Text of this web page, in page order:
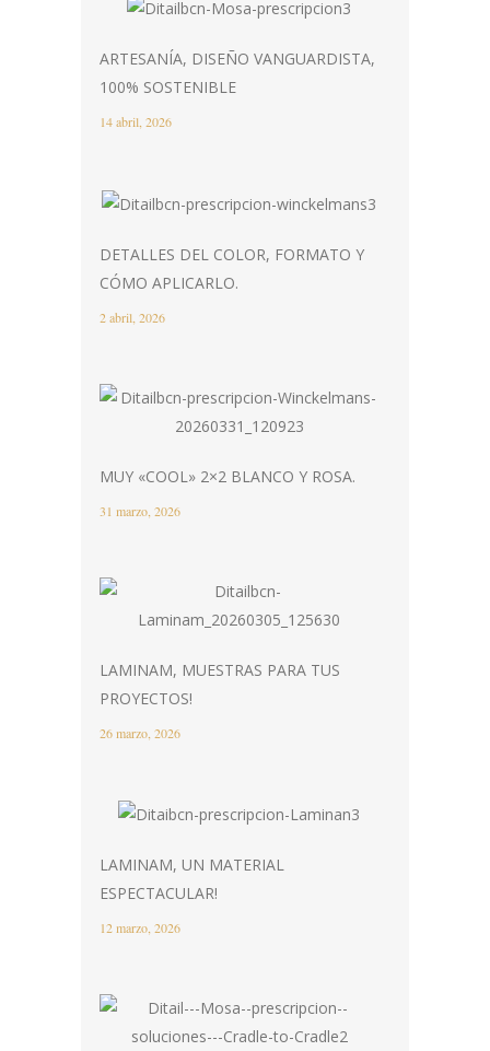
ARTESANÍA, DISEÑO VANGUARDISTA,
100% SOSTENIBLE
14 abril, 2026
DETALLES DEL COLOR, FORMATO Y
CÓMO APLICARLO.
2 abril, 2026
MUY «COOL» 2×2 BLANCO Y ROSA.
31 marzo, 2026
LAMINAM, MUESTRAS PARA TUS
PROYECTOS!
26 marzo, 2026
LAMINAM, UN MATERIAL
ESPECTACULAR!
12 marzo, 2026